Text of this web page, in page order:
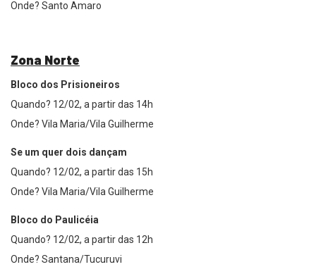
Onde? Santo Amaro
Zona Norte
Bloco dos Prisioneiros
Quando? 12/02, a partir das 14h
Onde? Vila Maria/Vila Guilherme
Se um quer dois dançam
Quando? 12/02, a partir das 15h
Onde? Vila Maria/Vila Guilherme
Bloco do Paulicéia
Quando? 12/02, a partir das 12h
Onde? Santana/Tucuruvi